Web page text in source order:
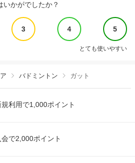
いかがでしたか？
3 4 5
とても使いやすい
バドミントン ガット
利用で1,000ポイント
で2,000ポイント